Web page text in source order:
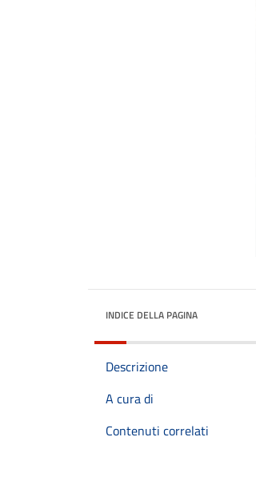
INDICE DELLA PAGINA
Descrizione
A cura di
Contenuti correlati